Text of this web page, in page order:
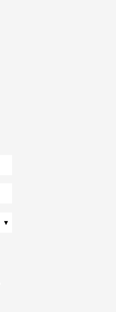
▾